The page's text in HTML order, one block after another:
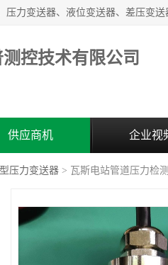
控技术有限公司
供应商机 企业视
压力变送器 > 瓦斯电站管道压力检